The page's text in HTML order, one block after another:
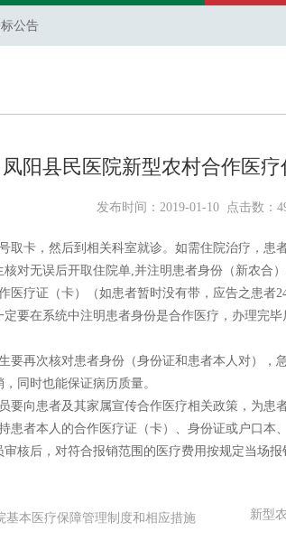
公告
标公告
凤阳县民医院新型农村合作医
发布时间：2019-01-10 点击数：
取卡，然后到相关科室就诊。如需住院治疗，
对无误后开取住院单,并注明患者身份（新农合）
医疗证（卡）（如患者暂时没有带，应告之患者
要在系统中注明患者身份是合作医疗，办理完
要再次核对患者身份（身份证和患者本人对），
同时也能保证病历质量。
要向患者及其家属宣传合作医疗相关政策，为患
患者本人的合作医疗证（卡）、身份证或户口本
核后，对符合报销范围的医疗费用按规定当场
基本医疗保障管理制度和相应措施
新型